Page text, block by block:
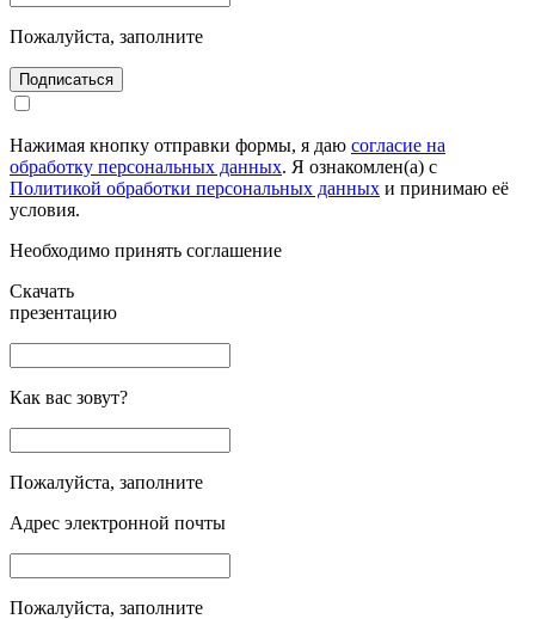
Пожалуйста, заполните
Подписаться
Нажимая кнопку отправки формы, я даю согласие на
обработку персональных данных. Я ознакомлен(а) с
Политикой обработки персональных данных и принимаю её
условия.
Необходимо принять соглашение
Скачать
презентацию
Как вас зовут?
Пожалуйста, заполните
Адрес электронной почты
Пожалуйста, заполните